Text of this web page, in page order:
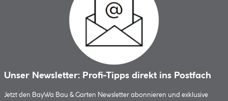
Unser Newsletter: Profi-Tipps direkt ins Postfach
Jetzt den BayWa Bau & Garten Newsletter abonnieren und exklusive